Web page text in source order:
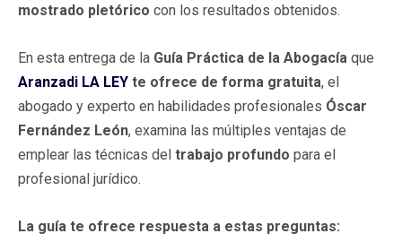
mostrado pletórico con los resultados obtenidos.
En esta entrega de la Guía Práctica de la Abogacía que
Aranzadi LA LEY te ofrece de forma gratuita, el
abogado y experto en habilidades profesionales Óscar
Fernández León, examina las múltiples ventajas de
emplear las técnicas del trabajo profundo para el
profesional jurídico.
La guía te ofrece respuesta a estas preguntas: